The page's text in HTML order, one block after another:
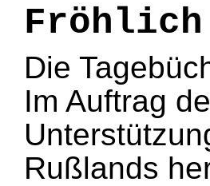
Fröhlich
Die
Im Auftrag
Rußlands